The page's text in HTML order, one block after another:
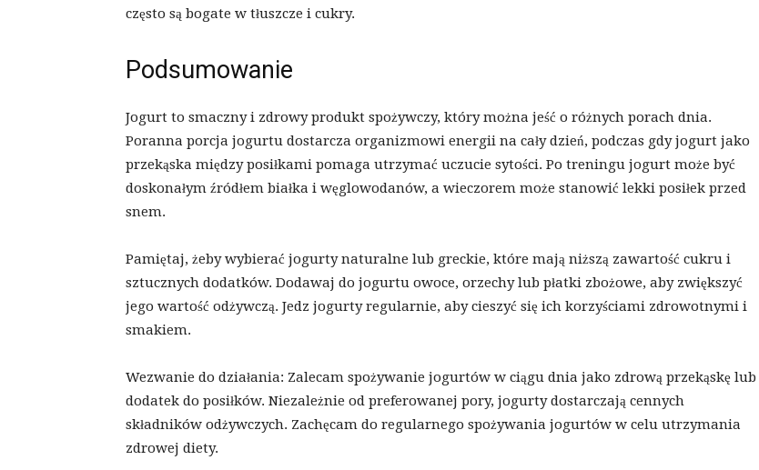
często są bogate w tłuszcze i cukry.
Podsumowanie
Jogurt to smaczny i zdrowy produkt spożywczy, który można jeść o różnych porach dnia.
Poranna porcja jogurtu dostarcza organizmowi energii na cały dzień, podczas gdy jogurt jako
przekąska między posiłkami pomaga utrzymać uczucie sytości. Po treningu jogurt może być
doskonałym źródłem białka i węglowodanów, a wieczorem może stanowić lekki posiłek przed
snem.
Pamiętaj, żeby wybierać jogurty naturalne lub greckie, które mają niższą zawartość cukru i
sztucznych dodatków. Dodawaj do jogurtu owoce, orzechy lub płatki zbożowe, aby zwiększyć
jego wartość odżywczą. Jedz jogurty regularnie, aby cieszyć się ich korzyściami zdrowotnymi i
smakiem.
Wezwanie do działania: Zalecam spożywanie jogurtów w ciągu dnia jako zdrową przekąskę lub
dodatek do posiłków. Niezależnie od preferowanej pory, jogurty dostarczają cennych
składników odżywczych. Zachęcam do regularnego spożywania jogurtów w celu utrzymania
zdrowej diety.